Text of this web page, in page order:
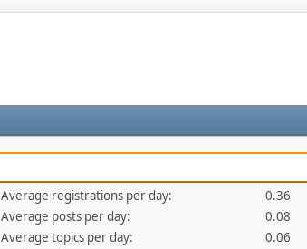
Average registrations per day:
0.36
Average posts per day:
0.08
Average topics per day:
0.06